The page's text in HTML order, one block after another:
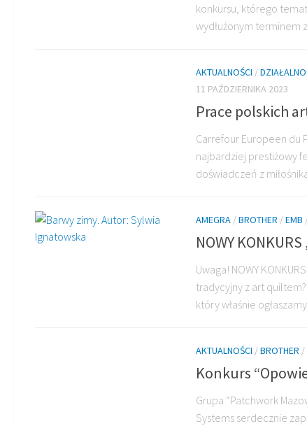
konkursu, którego
wydłużonym terminem
AKTUALNOŚCI /
11 PAŹDZIERNIKA 2023
Prace polskich
Carrefour Europeen du
najbardziej prestiżowy
doświadczeń z
AMEGRA /BROTHER /EMB
NOWY
Uwaga! NOWY
tradycyjny z art
który właśnie
AKTUALNOŚCI /BROTHER /
Konkurs
Grupa “Patchwork
Systems serdecznie